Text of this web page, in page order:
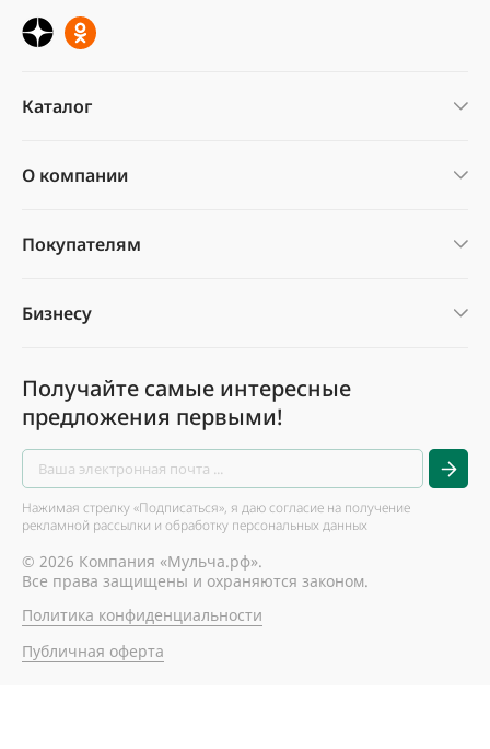
Каталог
О компании
Покупателям
Бизнесу
Получайте самые интересные
предложения первыми!
Нажимая стрелку «Подписаться», я даю согласие на получение
рекламной рассылки и обработку персональных данных
© 2026 Компания «Мульча.рф».
Все права защищены и охраняются законом.
Политика конфиденциальности
Публичная оферта